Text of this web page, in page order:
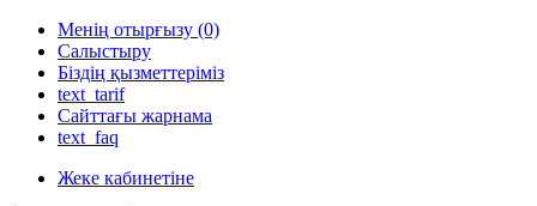
Менің отырғызу (0)
Салыстыру
Біздің қызметтеріміз
text_tarif
Сайттағы жарнама
text_faq
Жеке кабинетіне